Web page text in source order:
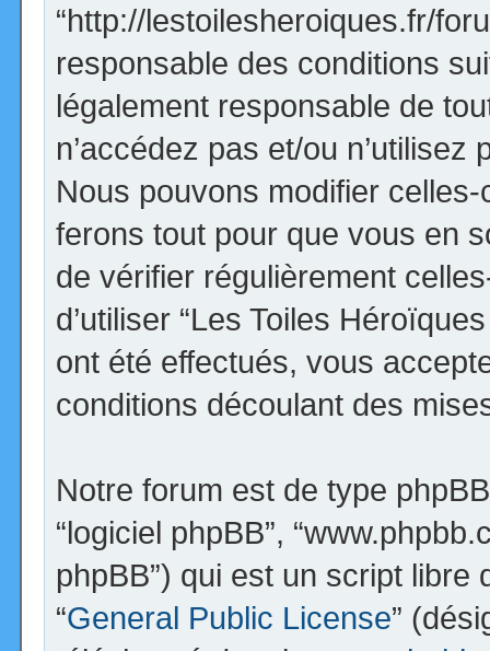
“http://lestoilesheroiques.fr/
responsable des conditions
légalement responsable de
n’accédez pas et/ou n’utilisez
Nous pouvons modifier
ferons tout pour que vous en
de vérifier régulièrement
d’utiliser “Les Toiles
ont été effectués, vous
conditions découlant des
Notre forum est de type phpBB
“logiciel phpBB”,
phpBB”) qui est un script
“General Public License”